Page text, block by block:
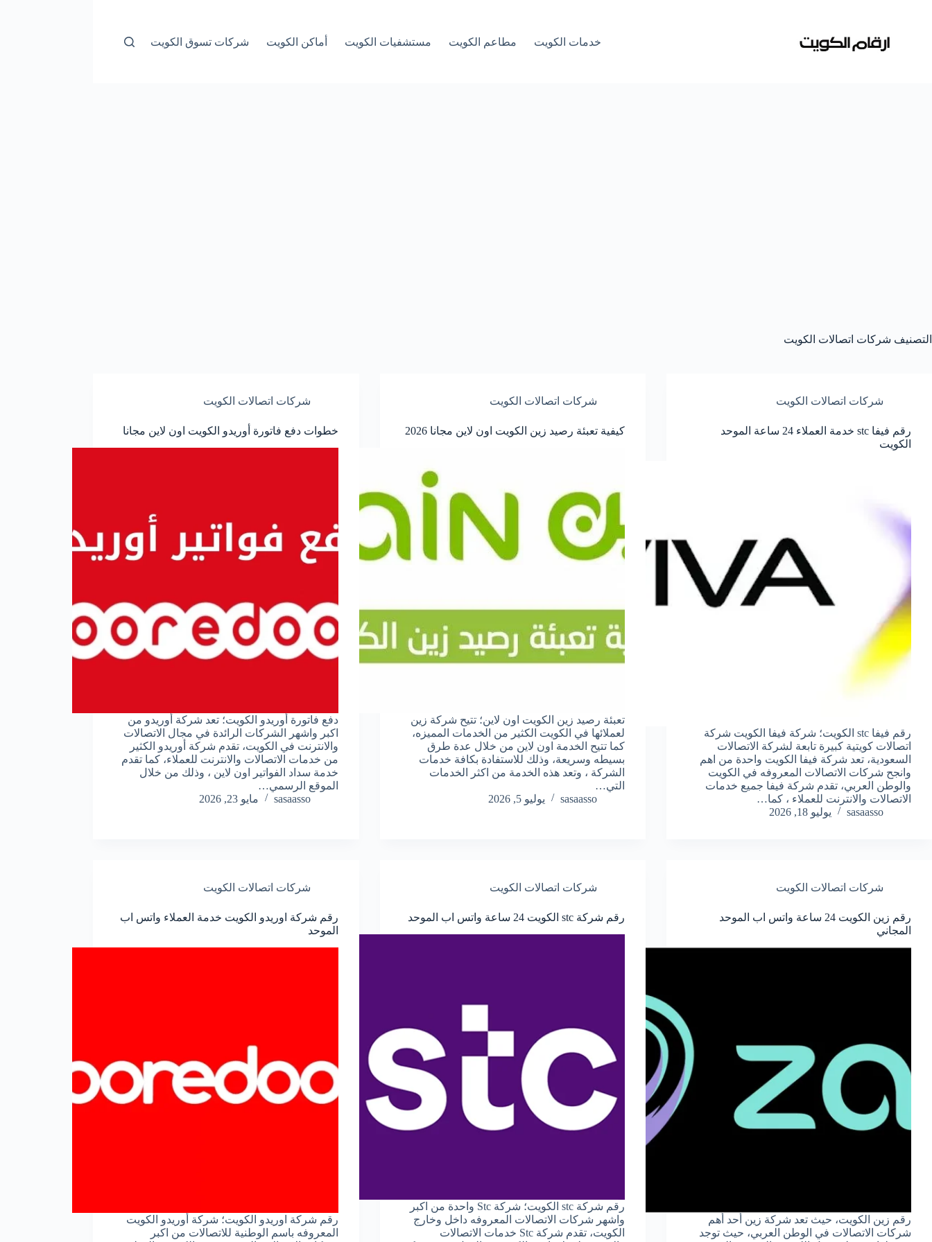
خدمات الكويت مطاعم الكويت مستشفيات الكويت أماكن الكويت شركات تسوق الكويت
التصنيف شركات اتصالات الكويت
شركات اتصالات الكويت
رقم فيفا stc خدمة العملاء 24 ساعة الموحد
الكويت
رقم فيفا stc الكويت؛ شركة فيفا الكويت شركة
اتصالات كويتية كبيرة تابعة لشركة الاتصالات
السعودية، تعد شركة فيفا الكويت واحدة من اهم
وانجح شركات الاتصالات المعروفه في الكويت
والوطن العربي، تقدم شركة فيفا جميع خدمات
الاتصالات والانترنت للعملاء ، كما…
sasaasso
يوليو 18, 2026
شركات اتصالات الكويت
كيفية تعبئة رصيد زين الكويت اون لاين مجانا 2026
تعبئة رصيد زين الكويت اون لاين؛ تتيح شركة زين
لعملائها في الكويت الكثير من الخدمات المميزه،
كما تتيح الخدمة اون لاين من خلال عدة طرق
بسيطه وسريعة، وذلك للاستفادة بكافة خدمات
الشركة ، وتعد هذه الخدمة من اكثر الخدمات
التي…
sasaasso
يوليو 5, 2026
شركات اتصالات الكويت
خطوات دفع فاتورة أوريدو الكويت اون لاين مجانا
دفع فاتورة أوريدو الكويت؛ تعد شركة أوريدو من
اكبر واشهر الشركات الرائدة في مجال الاتصالات
والانترنت في الكويت، تقدم شركة أوريدو الكثير
من خدمات الاتصالات والانترنت للعملاء، كما تقدم
خدمة سداد الفواتير اون لاين ، وذلك من خلال
الموقع الرسمي…
sasaasso
مايو 23, 2026
شركات اتصالات الكويت
رقم زين الكويت 24 ساعة واتس اب الموحد
المجاني
رقم زين الكويت، حيث تعد شركة زين أحد أهم
شركات الاتصالات في الوطن العربي، حيث توجد
شركات اتصالات الكويت
رقم شركة stc الكويت 24 ساعة واتس اب الموحد
رقم شركة stc الكويت؛ شركة Stc واحدة من اكبر
واشهر شركات الاتصالات المعروفه داخل وخارج
الكويت، تقدم شركة Stc خدمات الاتصالات
شركات اتصالات الكويت
رقم شركة اوريدو الكويت خدمة العملاء واتس اب
الموحد
رقم شركة اوريدو الكويت؛ شركة أوريدو الكويت
المعروفه باسم الوطنية للاتصالات من اكبر